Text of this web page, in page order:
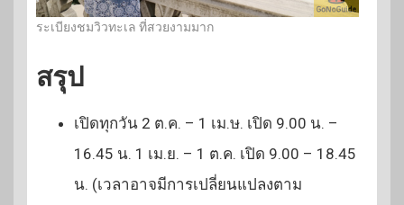
ระเบียงชมวิวทะเล ที่สวยงามมาก
สรุป
เปิดทุกวัน 2 ต.ค. – 1 เม.ษ. เปิด 9.00 น. –
16.45 น. 1 เม.ย. – 1 ต.ค. เปิด 9.00 – 18.45
น. (เวลาอาจมีการเปลี่ยนแปลงตาม